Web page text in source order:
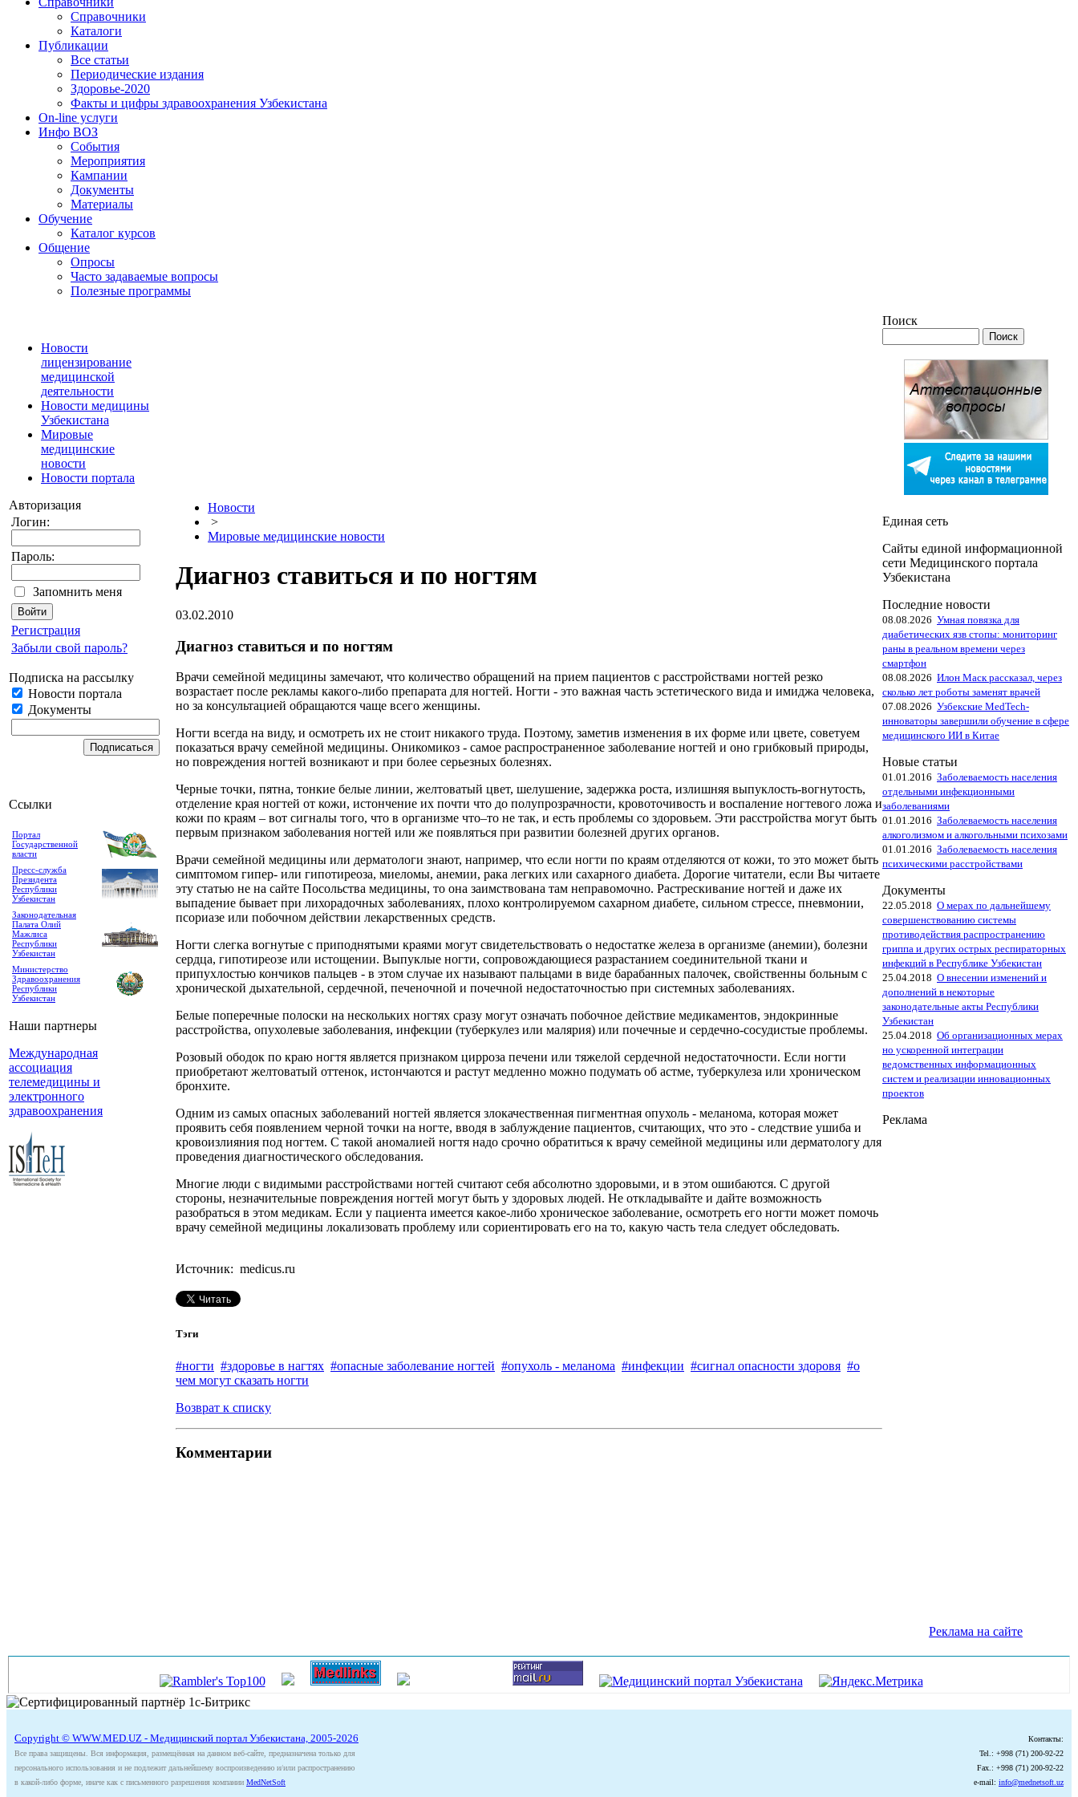
Справочники
Каталоги
Публикации
Все статьи
Периодические издания
Здоровье-2020
Факты и цифры здравоохранения Узбекистана
On-line услуги
Инфо ВОЗ
События
Мероприятия
Кампании
Документы
Материалы
Обучение
Каталог курсов
Общение
Опросы
Часто задаваемые вопросы
Полезные программы
Новости
лицензирование
медицинской
деятельности
Новости медицины
Узбекистана
Мировые
медицинские
новости
Новости портала
Авторизация
Логин:
Пароль:
Запомнить меня
Регистрация
Забыли свой пароль?
Подписка на рассылку
Новости портала
Документы
Ссылки
Портал
Государственной
власти
Пресс-служба
Президента
Республики
Узбекистан
Законодательная
Палата Олий
Мажлиса
Республики
Узбекистан
Министерство
Здравоохранения
Республики
Узбекистан
Наши партнеры
Международная
ассоциация
телемедицины и
электронного
здравоохранения
Новости
>
Мировые медицинские новости
Диагноз ставиться и по ногтям
03.02.2010
Диагноз ставиться и по ногтям
Врачи семейной медицины замечают, что количество обращений на прием пациентов с расстройствами ногтей резко
возрастает после рекламы какого-либо препарата для ногтей. Ногти - это важная часть эстетического вида и имиджа человека,
но за консультацией обращаются чаще всего женщины.
Ногти всегда на виду, и осмотреть их не стоит никакого труда. Поэтому, заметив изменения в их форме или цвете, советуем
показаться врачу семейной медицины. Оникомикоз - самое распространенное заболевание ногтей и оно грибковый природы,
но повреждения ногтей возникают и при более серьезных болезнях.
Черные точки, пятна, тонкие белые линии, желтоватый цвет, шелушение, задержка роста, излишняя выпуклость-вогнутость,
отделение края ногтей от кожи, истончение их почти что до полупрозрачности, кровоточивость и воспаление ногтевого ложа и
кожи по краям – вот сигналы того, что в организме что–то не так, и есть проблемы со здоровьем. Эти расстройства могут быть
первым признаком заболевания ногтей или же появляться при развитии болезней других органов.
Врачи семейной медицины или дерматологи знают, например, что если ногти по краям отделяются от кожи, то это может быть
симптомом гипер- или гипотиреоза, миеломы, анемии, рака легких или сахарного диабета. Дорогие читатели, если Вы читаете
эту статью не на сайте Посольства медицины, то она заимствована там неправомочно. Растрескивание ногтей и даже их
выпадение бывает при лихорадочных заболеваниях, плохо контролируемом сахарном диабете, сильном стрессе, пневмонии,
псориазе или побочном действии лекарственных средств.
Ногти слегка вогнутые с приподнятыми краями могут свидетельствовать о недостатке железа в организме (анемии), болезни
сердца, гипотиреозе или истощении. Выпуклые ногти, сопровождающиеся разрастанием соединительной ткани и
припухлостью кончиков пальцев - в этом случае их называют пальцами в виде барабанных палочек, свойственны больным с
хронической дыхательной, сердечной, печеночной и почечной недостаточностью при системных заболеваниях.
Белые поперечные полоски на нескольких ногтях сразу могут означать побочное действие медикаментов, эндокринные
расстройства, опухолевые заболевания, инфекции (туберкулез или малярия) или почечные и сердечно-сосудистые проблемы.
Розовый ободок по краю ногтя является признаком цирроза печени или тяжелой сердечной недостаточности. Если ногти
приобретают желтоватый оттенок, истончаются и растут медленно можно подумать об астме, туберкулеза или хроническом
бронхите.
Одним из самых опасных заболеваний ногтей является злокачественная пигментная опухоль - меланома, которая может
проявить себя появлением черной точки на ногте, вводя в заблуждение пациентов, считающих, что это - следствие ушиба и
кровоизлияния под ногтем. С такой аномалией ногтя надо срочно обратиться к врачу семейной медицины или дерматологу для
проведения диагностического обследования.
Многие люди с видимыми расстройствами ногтей считают себя абсолютно здоровыми, и в этом ошибаются. С другой
стороны, незначительные повреждения ногтей могут быть у здоровых людей. Не откладывайте и дайте возможность
разобраться в этом медикам. Если у пациента имеется какое-либо хроническое заболевание, осмотреть его ногти может помочь
врачу семейной медицины локализовать проблему или сориентировать его на то, какую часть тела следует обследовать.
Источник: medicus.ru
Тэги
#ногти #здоровье в нагтях #опасные заболевание ногтей #опухоль - меланома #инфекции #сигнал опасности здоровя #о
чем могут сказать ногти
Возврат к списку
Комментарии
Поиск
Единая сеть
Сайты единой информационной
сети Медицинского портала
Узбекистана
Последние новости
08.08.2026 Умная повязка для
диабетических язв стопы: мониторинг
раны в реальном времени через
смартфон
08.08.2026 Илон Маск рассказал, через
сколько лет роботы заменят врачей
07.08.2026 Узбекские MedTech-
инноваторы завершили обучение в сфере
медицинского ИИ в Китае
Новые статьи
01.01.2016 Заболеваемость населения
отдельными инфекционными
заболеваниями
01.01.2016 Заболеваемость населения
алкоголизмом и алкогольными психозами
01.01.2016 Заболеваемость населения
психическими расстройствами
Документы
22.05.2018 О мерах по дальнейшему
совершенствованию системы
противодействия распространению
гриппа и других острых респираторных
инфекций в Республике Узбекистан
25.04.2018 О внесении изменений и
дополнений в некоторые
законодательные акты Республики
Узбекистан
25.04.2018 Об организационных мерах
но ускоренной интеграции
ведомственных информационных
систем и реализации инновационных
проектов
Реклама
Реклама на сайте
Copyright © WWW.MED.UZ - Медицинский портал Узбекистана, 2005-2026
Все права защищены. Вся информация, размещённая на данном веб-сайте, предназначена только для
персонального использования и не подлежит дальнейшему воспроизведению и/или распространению
в какой-либо форме, иначе как с письменного разрешения компании MedNetSoft
Контакты:
Tel.: +998 (71) 200-92-22
Fax.: +998 (71) 200-92-22
e-mail: info@mednetsoft.uz